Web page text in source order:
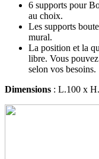
6 supports pour
au choix.
Les supports
mural.
La position et la
libre. Vous
selon vos besoins.
Dimensions : L.100 x